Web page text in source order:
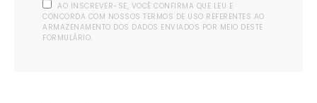
AO INSCREVER-SE, VOCÊ CONFIRMA QUE LEU E
CONCORDA COM NOSSOS TERMOS DE USO REFERENTES AO
ARMAZENAMENTO DOS DADOS ENVIADOS POR MEIO DESTE
FORMULÁRIO.